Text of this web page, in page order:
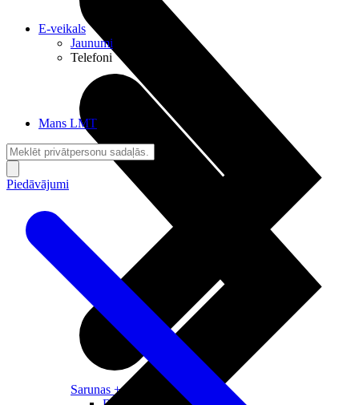
Sarunas + Internets
E-veikals
Jaunumi
Telefoni
Mans LMT
Piedāvājumi